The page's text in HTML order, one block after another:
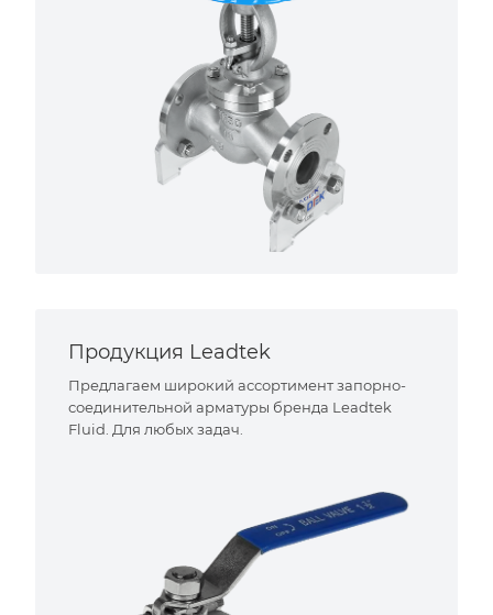
Продукция Leadtek
Предлагаем широкий ассортимент запорно-
соединительной арматуры бренда Leadtek
Fluid. Для любых задач.